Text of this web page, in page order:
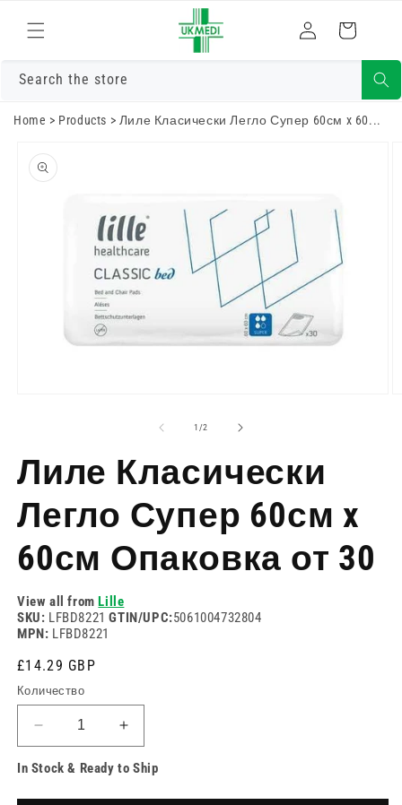
към
съдържанието
Влизам Количка
Search the store
Home > Products > Лиле Класически Легло Супер 60см x 60...
информацията
за продукта
режим
1/на
2
Лиле Класически
Легло Супер 60см x
60см Опаковка от 30
View all fromLille
SKU: LFBD8221GTIN/UPC:5061004732804
MPN: LFBD8221
Редовна
цена
£14.29 GBP
Количество
Намаляване
на
количеството
Увеличете
количеството
за
In Stock & Ready to Ship